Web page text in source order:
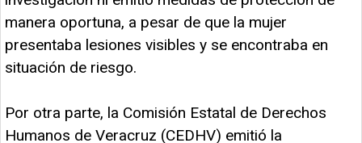
manera oportuna, a pesar de que la mujer
presentaba lesiones visibles y se encontraba en
situación de riesgo.
Por otra parte, la Comisión Estatal de Derechos
Humanos de Veracruz (CEDHV) emitió la